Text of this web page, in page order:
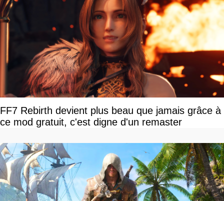
FF7 Rebirth devient plus beau que jamais grâce à
ce mod gratuit, c'est digne d'un remaster